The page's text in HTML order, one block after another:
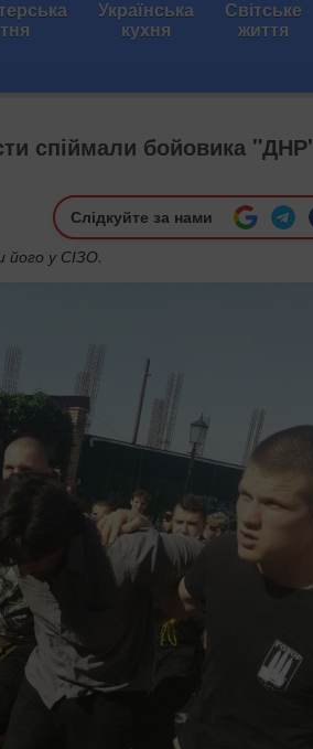
Українська
кухня
Світське
життя
спіймали бойовика
Слідкуйте за нами
його у СІЗО.